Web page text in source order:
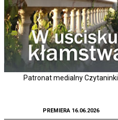
Patronat medialny Czytaninki
PREMIERA 16.06.2026